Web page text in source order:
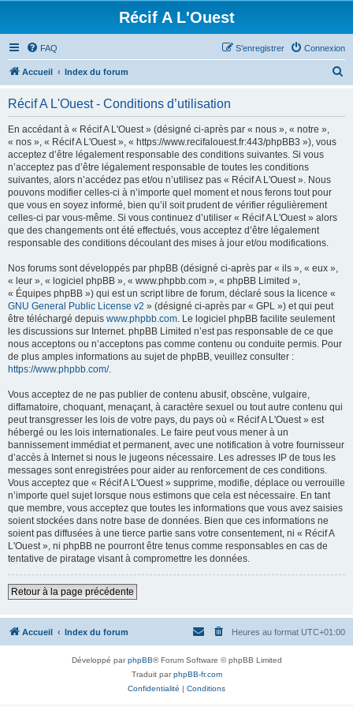
Récif A L'Ouest
FAQ Connexion
S’enregistrer
Accueil Index du forum
Récif A L'Ouest - Conditions d’utilisation
En accédant à « Récif A L'Ouest » (désigné ci-après par « nous », « notre »,
« nos », « Récif A L'Ouest », « https://www.recifalouest.fr:443/phpBB3 »), vous
acceptez d’être légalement responsable des conditions suivantes. Si vous
n’acceptez pas d’être légalement responsable de toutes les conditions
suivantes, alors n’accédez pas et/ou n’utilisez pas « Récif A L'Ouest ». Nous
pouvons modifier celles-ci à n’importe quel moment et nous ferons tout pour
que vous en soyez informé, bien qu’il soit prudent de vérifier régulièrement
celles-ci par vous-même. Si vous continuez d’utiliser « Récif A L'Ouest » alors
que des changements ont été effectués, vous acceptez d’être légalement
responsable des conditions découlant des mises à jour et/ou modifications.
Nos forums sont développés par phpBB (désigné ci-après par « ils », « eux »,
« leur », « logiciel phpBB », « www.phpbb.com », « phpBB Limited »,
« Équipes phpBB ») qui est un script libre de forum, déclaré sous la licence «
GNU General Public License v2 » (désigné ci-après par « GPL ») et qui peut
être téléchargé depuis www.phpbb.com. Le logiciel phpBB facilite seulement
les discussions sur Internet. phpBB Limited n’est pas responsable de ce que
nous acceptons ou n’acceptons pas comme contenu ou conduite permis. Pour
de plus amples informations au sujet de phpBB, veuillez consulter :
https://www.phpbb.com/.
Vous acceptez de ne pas publier de contenu abusif, obscène, vulgaire,
diffamatoire, choquant, menaçant, à caractère sexuel ou tout autre contenu qui
peut transgresser les lois de votre pays, du pays où « Récif A L'Ouest » est
hébergé ou les lois internationales. Le faire peut vous mener à un
bannissement immédiat et permanent, avec une notification à votre fournisseur
d’accès à Internet si nous le jugeons nécessaire. Les adresses IP de tous les
messages sont enregistrées pour aider au renforcement de ces conditions.
Vous acceptez que « Récif A L'Ouest » supprime, modifie, déplace ou verrouille
n’importe quel sujet lorsque nous estimons que cela est nécessaire. En tant
que membre, vous acceptez que toutes les informations que vous avez saisies
soient stockées dans notre base de données. Bien que ces informations ne
soient pas diffusées à une tierce partie sans votre consentement, ni « Récif A
L'Ouest », ni phpBB ne pourront être tenus comme responsables en cas de
tentative de piratage visant à compromettre les données.
Retour à la page précédente
Accueil Index du forum Heures au format UTC+01:00
Développé parphpBB® Forum Software © phpBB Limited
Traduit parphpBB-fr.com
Confidentialité | Conditions